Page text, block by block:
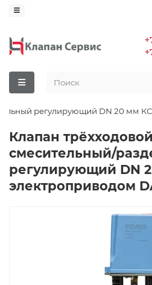
регулирующий DN 20 мм
Клапан трёхходовой
смесительный/
регулирующий DN
электроприводом